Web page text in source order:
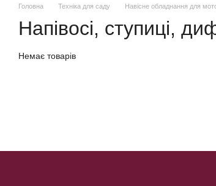
Головна Техніка для саду Навісне обладнання для
Напівосі, ступиці,
Немає товарів